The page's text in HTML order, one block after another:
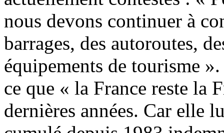
nous devons continuer à
barrages, des autoroutes,
équipements de tourisme
ce que « la France reste la
dernières années. Car elle